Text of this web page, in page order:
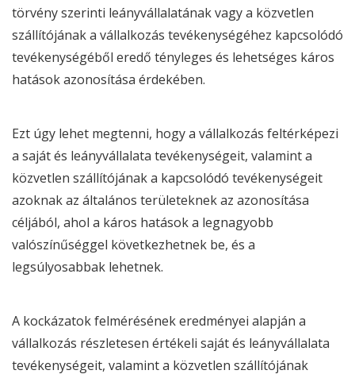
törvényszerinti leányvállalatának vagy a közvetlen
szállítójának a vállalkozás tevékenységéhez kapcsolódó
tevékenységéből eredő tényleges és lehetséges káros
hatások azonosítása érdekében.
Ezt úgy lehet megtenni, hogy a vállalkozás feltérképezi
a saját és leányvállalata tevékenységeit, valamint a
közvetlen szállítójának a kapcsolódó tevékenységeit
azoknak az általános területeknek az azonosítása
céljából, ahol a káros hatások a legnagyobb
valószínűséggel következhetnek be, és a
legsúlyosabbak lehetnek.
A kockázatok felmérésének eredményei alapján a
vállalkozás részletesen értékeli saját és leányvállalata
tevékenységeit, valamint a közvetlen szállítójának